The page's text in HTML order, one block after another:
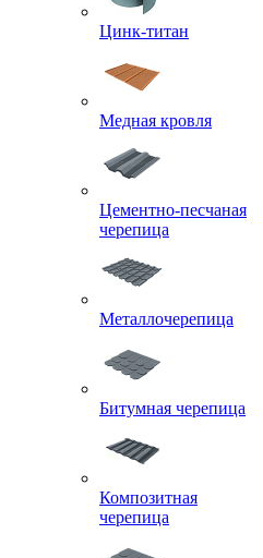
Цинк-титан
Медная кровля
Цементно-песчаная
черепица
Металлочерепица
Битумная черепица
Композитная
черепица